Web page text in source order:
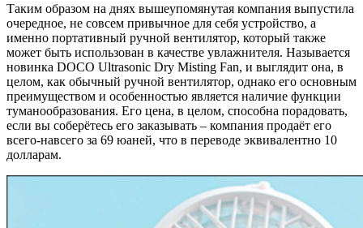
Таким образом на днях вышеупомянутая компания выпустила
очередное, не совсем привычное для себя устройство, а
именно портативный ручной вентилятор, который также
может быть использован в качестве увлажнителя. Называется
новинка DOCO Ultrasonic Dry Misting Fan, и выглядит она, в
целом, как обычный ручной вентилятор, однако его основным
преимуществом и особенностью является наличие функции
туманообразования. Его цена, в целом, способна порадовать,
если вы соберётесь его заказывать – компания продаёт его
всего-навсего за 69 юаней, что в переводе эквивалентно 10
долларам.